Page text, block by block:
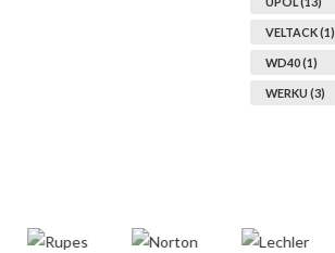
VELTACK (1)
WD40 (1)
WERKU (3)